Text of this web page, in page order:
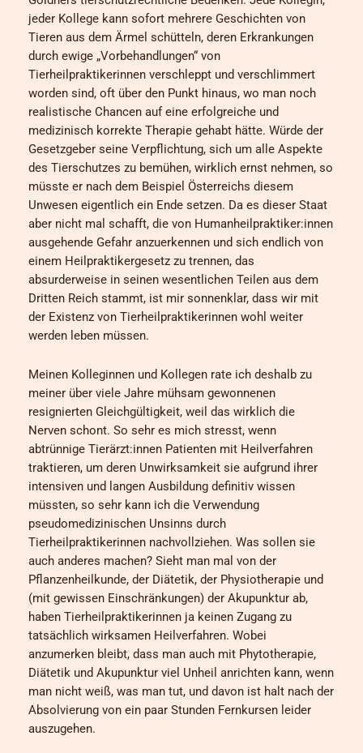
jeder Kollege kann sofort mehrere Geschichten von
Tieren aus dem Ärmel schütteln, deren Erkrankungen
durch ewige „Vorbehandlungen“ von
Tierheilpraktikerinnen verschleppt und verschlimmert
worden sind, oft über den Punkt hinaus, wo man noch
realistische Chancen auf eine erfolgreiche und
medizinisch korrekte Therapie gehabt hätte. Würde der
Gesetzgeber seine Verpflichtung, sich um alle Aspekte
des Tierschutzes zu bemühen, wirklich ernst nehmen, so
müsste er nach dem Beispiel Österreichs diesem
Unwesen eigentlich ein Ende setzen. Da es dieser Staat
aber nicht mal schafft, die von Humanheilpraktiker:innen
ausgehende Gefahr anzuerkennen und sich endlich von
einem Heilpraktikergesetz zu trennen, das
absurderweise in seinen wesentlichen Teilen aus dem
Dritten Reich stammt, ist mir sonnenklar, dass wir mit
der Existenz von Tierheilpraktikerinnen wohl weiter
werden leben müssen.
Meinen Kolleginnen und Kollegen rate ich deshalb zu
meiner über viele Jahre mühsam gewonnenen
resignierten Gleichgültigkeit, weil das wirklich die
Nerven schont. So sehr es mich stresst, wenn
abtrünnige Tierärzt:innen Patienten mit Heilverfahren
traktieren, um deren Unwirksamkeit sie aufgrund ihrer
intensiven und langen Ausbildung definitiv wissen
müssten, so sehr kann ich die Verwendung
pseudomedizinischen Unsinns durch
Tierheilpraktikerinnen nachvollziehen. Was sollen sie
auch anderes machen? Sieht man mal von der
Pflanzenheilkunde, der Diätetik, der Physiotherapie und
(mit gewissen Einschränkungen) der Akupunktur ab,
haben Tierheilpraktikerinnen ja keinen Zugang zu
tatsächlich wirksamen Heilverfahren. Wobei
anzumerken bleibt, dass man auch mit Phytotherapie,
Diätetik und Akupunktur viel Unheil anrichten kann, wenn
man nicht weiß, was man tut, und davon ist halt nach der
Absolvierung von ein paar Stunden Fernkursen leider
auszugehen.